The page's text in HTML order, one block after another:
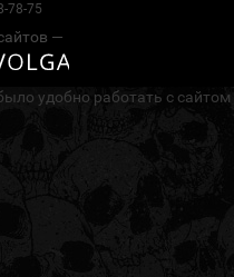
78-75
—
удобно работать с сайтом